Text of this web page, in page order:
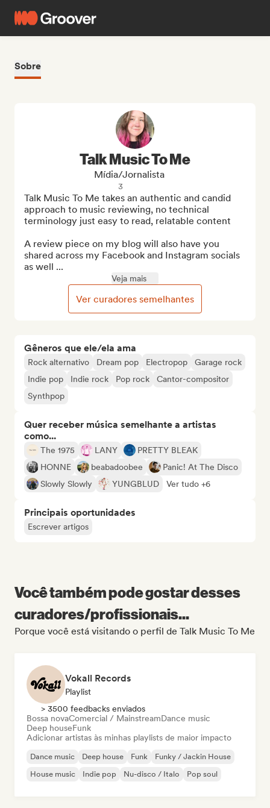
Sobre
Gêneros que ele/ela ama
Rock alternativo Dream pop Electropop
Garage rock
Indie pop
Indie rock Pop rock
Cantor-compositor
Synthpop
Quer receber música semelhante a artistas
como...
The 1975 LANY
PRETTY BLEAK
HONNE
beabadoobee
Panic! At The Disco
Slowly Slowly
YUNGBLUD Ver tudo +6
Principais oportunidades
Escrever artigos
Talk Music To Me
Mídia/Jornalista
3
Talk Music To Me takes an authentic and candid
approach to music reviewing, no technical
terminology just easy to read, relatable content
A review piece on my blog will also have you
shared across my Facebook and Instagram socials
as well ...
Veja mais
Ver curadores semelhantes
Você também pode gostar desses
curadores/profissionais...
Porque você está visitando o perfil de Talk Music To Me
Vokall Records
Playlist
> 3500 feedbacks enviados
Bossa novaComercial / MainstreamDance music
Deep houseFunk
Adicionar artistas às minhas playlists de maior impacto
Dance music Deep house Funk
Funky / Jackin House
House music
Indie pop Nu-disco / Italo Pop soul